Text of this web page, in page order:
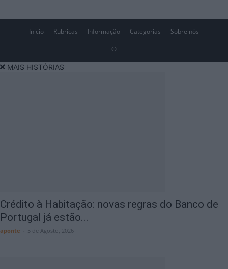
Inicio Rubricas Informação Categorias Sobre nós
©
MAIS HISTÓRIAS
Crédito à Habitação: novas regras do Banco de
Portugal já estão...
aponte 5 de Agosto, 2026